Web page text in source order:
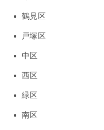
鶴見区
戸塚区
中区
西区
緑区
南区